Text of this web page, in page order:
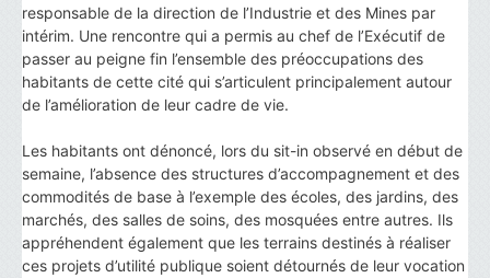
responsable de la direction de l’Industrie et des Mines par
intérim. Une rencontre qui a permis au chef de l’Exécutif de
passer au peigne fin l’ensemble des préoccupations des
habitants de cette cité qui s’articulent principalement autour
de l’amélioration de leur cadre de vie.
Les habitants ont dénoncé, lors du sit-in observé en début de
semaine, l’absence des structures d’accompagnement et des
commodités de base à l’exemple des écoles, des jardins, des
marchés, des salles de soins, des mosquées entre autres. Ils
appréhendent également que les terrains destinés à réaliser
ces projets d’utilité publique soient détournés de leur vocation